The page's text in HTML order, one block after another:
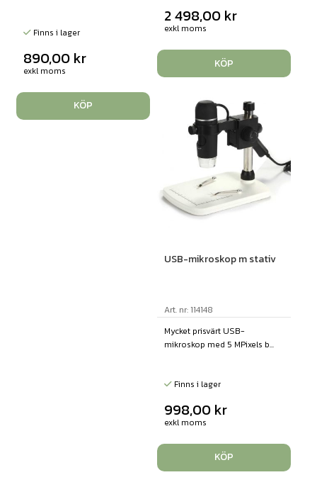
Finns i lager
890,00 kr
exkl moms
KÖP
2 498,00 kr
exkl moms
KÖP
USB-mikroskop m stativ
Art. nr: 114148
Mycket prisvärt USB-
mikroskop med 5 MPixels b...
Finns i lager
998,00 kr
exkl moms
KÖP